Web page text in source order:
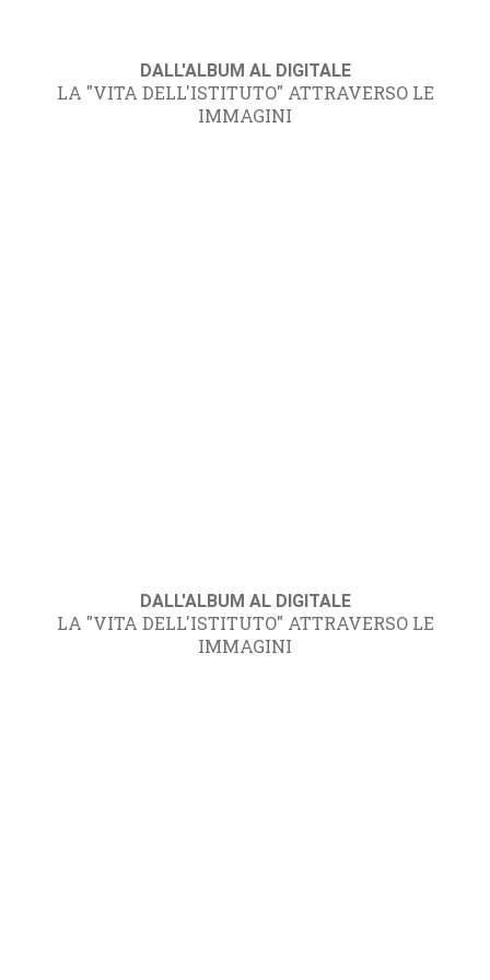
DALL'ALBUM AL DIGITALE
LA "VITA DELL'ISTITUTO" ATTRAVERSO LE
IMMAGINI
DALL'ALBUM AL DIGITALE
LA "VITA DELL'ISTITUTO" ATTRAVERSO LE
IMMAGINI